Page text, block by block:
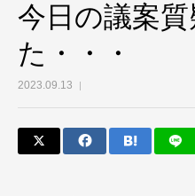
今日の議案質
た・・・
2023.09.13